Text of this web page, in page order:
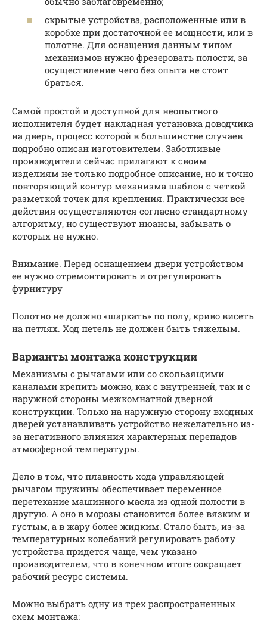
скрытые устройства, расположенные или в
коробке при достаточной ее мощности, или в
полотне. Для оснащения данным типом
механизмов нужно фрезеровать полости, за
осуществление чего без опыта не стоит
браться.
Самой простой и доступной для неопытного
исполнителя будет накладная установка доводчика
на дверь, процесс которой в большинстве случаев
подробно описан изготовителем. Заботливые
производители сейчас прилагают к своим
изделиям не только подробное описание, но и точно
повторяющий контур механизма шаблон с четкой
разметкой точек для крепления. Практически все
действия осуществляются согласно стандартному
алгоритму, но существуют нюансы, забывать о
которых не нужно.
Внимание. Перед оснащением двери устройством
ее нужно отремонтировать и отрегулировать
фурнитуру
Полотно не должно «шаркать» по полу, криво висеть
на петлях. Ход петель не должен быть тяжелым.
Варианты монтажа конструкции
Механизмы с рычагами или со скользящими
каналами крепить можно, как с внутренней, так и с
наружной стороны межкомнатной дверной
конструкции. Только на наружную сторону входных
дверей устанавливать устройство нежелательно из-
за негативного влияния характерных перепадов
атмосферной температуры.
Дело в том, что плавность хода управляющей
рычагом пружины обеспечивает переменное
перетекание машинного масла из одной полости в
другую. А оно в морозы становится более вязким и
густым, а в жару более жидким. Стало быть, из-за
температурных колебаний регулировать работу
устройства придется чаще, чем указано
производителем, что в конечном итоге сокращает
рабочий ресурс системы.
Можно выбрать одну из трех распространенных
схем монтажа: